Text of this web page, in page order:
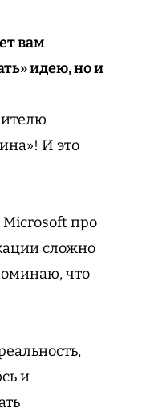
вам
идею, но и
И это
Microsoft про
сложно
что
и